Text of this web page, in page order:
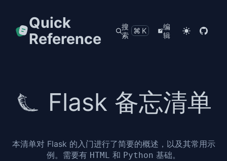
Quick
Reference
搜
索
⌘K
编
辑
Flask 备忘清单
本清单对 Flask 的入门进行了简要的概述，以及其常用示
例。需要有 HTML 和 Python 基础。